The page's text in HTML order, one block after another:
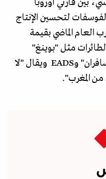
لتحسين الإنتاج
العام الماضي بقيمة
مثل "بوينغ"
و"بومبارديه" و"أوروسبيس" و"سافران" وEADS ويقال "لا
من المغرب".